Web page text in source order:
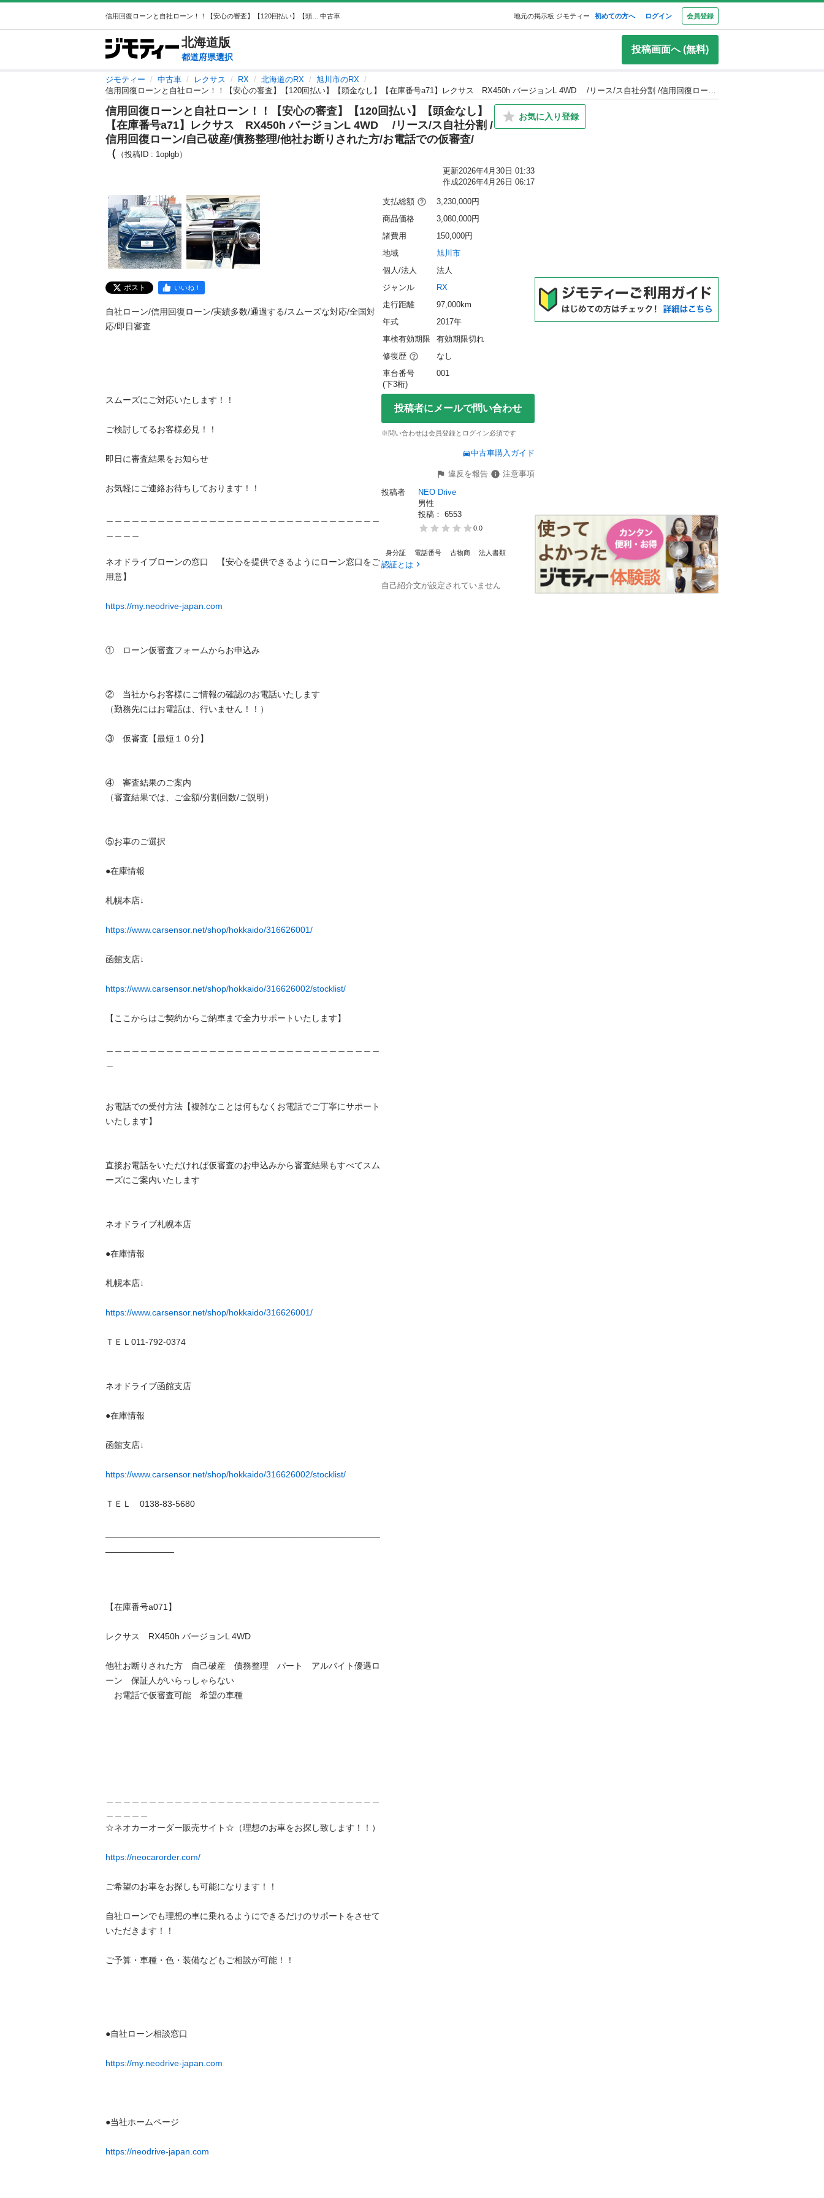
中古車 地元の掲示板 ジモティー 初めての方へ ログイン 会員登録
北海道版
都道府県選択
投稿画面へ (無料)
ジモティー 中古車 レクサス RX 北海道のRX
旭川市のRX
信用回復ローンと自社ローン！！【安心の審査】【120回払い】【頭金なし】【在庫番号a71】レクサス RX450h バージョンL 4WD /リース/ス自社分割 /信用回復ローン/自己破産/債務整理/他社お断りされた方/お電話での仮審査/（
信用回復ローンと自社ローン！！【安心の審査】【120回払い】【頭金なし】
【在庫番号a71】レクサス RX450h バージョンL 4WD /リース/ス自社分割 /
信用回復ローン/自己破産/債務整理/他社お断りされた方/お電話での仮審査/
（
（投稿ID : 1oplgb）
お気に入り登録
更新2026年4月30日 01:33
作成2026年4月26日 06:17
ポスト いいね！
自社ローン/信用回復ローン/実績多数/通過する/スムーズな対応/全国対
応/即日審査
スムーズにご対応いたします！！
ご検討してるお客様必見！！
即日に審査結果をお知らせ
お気軽にご連絡お待ちしております！！
ネオドライブローンの窓口　【安心を提供できるようにローン窓口をご
用意】
https://my.neodrive-japan.com
①　ローン仮審査フォームからお申込み
②　当社からお客様にご情報の確認のお電話いたします
（勤務先にはお電話は、行いません！！）
③　仮審査【最短１０分】
④　審査結果のご案内
（審査結果では、ご金額/分割回数/ご説明）
⑤お車のご選択
●在庫情報
札幌本店↓
https://www.carsensor.net/shop/hokkaido/316626001/
函館支店↓
https://www.carsensor.net/shop/hokkaido/316626002/stocklist/
【ここからはご契約からご納車まで全力サポートいたします】
お電話での受付方法【複雑なことは何もなくお電話でご丁寧にサポート
いたします】
直接お電話をいただければ仮審査のお申込みから審査結果もすべてスム
ーズにご案内いたします
ネオドライブ札幌本店
●在庫情報
札幌本店↓
https://www.carsensor.net/shop/hokkaido/316626001/
ＴＥＬ011-792-0374
ネオドライブ函館支店
●在庫情報
函館支店↓
https://www.carsensor.net/shop/hokkaido/316626002/stocklist/
ＴＥＬ　0138-83-5680
【在庫番号a071】
レクサス　RX450h バージョンL 4WD
他社お断りされた方　自己破産　債務整理　パート　アルバイト優遇ロ
ーン　保証人がいらっしゃらない
お電話で仮審査可能　希望の車種
☆ネオカーオーダー販売サイト☆（理想のお車をお探し致します！！）
https://neocarorder.com/
ご希望のお車をお探しも可能になります！！
自社ローンでも理想の車に乗れるようにできるだけのサポートをさせて
いただきます！！
ご予算・車種・色・装備などもご相談が可能！！
●自社ローン相談窓口
https://my.neodrive-japan.com
●当社ホームページ
https://neodrive-japan.com
支払総額
3,230,000円
商品価格
3,080,000円
諸費用
150,000円
地域
旭川市
個人/法人
法人
ジャンル
RX
走行距離
97,000km
年式
2017年
車検有効期限
有効期限切れ
修復歴
なし
車台番号
(下3桁)
001
投稿者にメールで問い合わせ
※問い合わせは会員登録とログイン必須です
中古車購入ガイド
違反を報告
注意事項
投稿者
NEO Drive
男性
投稿： 6553
0.0
身分証 電話番号 古物商 法人書類
認証とは
自己紹介文が設定されていません